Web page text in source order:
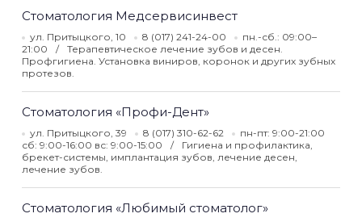
Стоматология Медсервисинвест
ул. Притыцкого, 10 8 (017) 241-24-00
пн.-сб.: 09:00–
21:00
Терапевтическое лечение зубов и десен.
Профгигиена. Установка виниров, коронок и других зубных
протезов.
Стоматология «Профи-Дент»
ул. Притыцкого, 39 8 (017) 310-62-62
пн-пт: 9:00-21:00
сб: 9:00-16:00 вс: 9:00-15:00
Гигиена и профилактика,
брекет-системы, имплантация зубов, лечение десен,
лечение зубов.
Стоматология «Любимый стоматолог»